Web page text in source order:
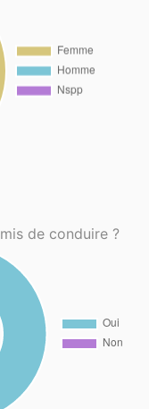
de conduire ?